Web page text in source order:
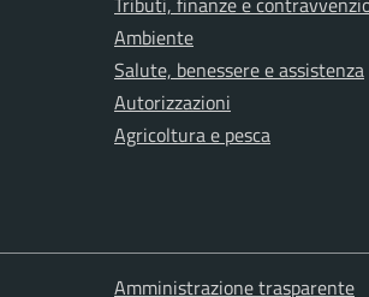
Ambiente
Salute, benessere e assistenza
Autorizzazioni
Agricoltura e pesca
Amministrazione trasparente